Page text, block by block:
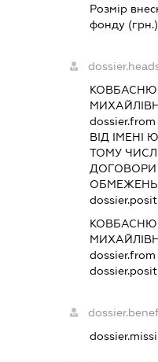
Розмір
фонду
dossier.from
ВІД ІМЕНІ
ТОМУ
dossier.from